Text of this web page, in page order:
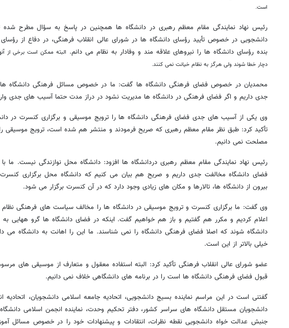
است.
رئیس نهاد نمایندگی مقام معظم رهبری در دانشگاه ها همچنین در پاسخ به سؤال مطرح
دانشجویی در خصوص تأیید رؤسای دانشگاه ها در شورای عالی انقلاب فرهنگی، در دفاع از
بنده رؤسای دانشگاه ها را نیروهای علاقه مند و وفادار به نظام می دانم. البته ممکن است برخی از
دچار خطا شوند ولی هرگز به نظام خیانت نمی کنند.
محمدیان در خصوص فضای فرهنگی دانشگاه ها گفت: ما در خصوص مسائل فرهنگی دانشگاه ها
جدی داریم و اگر فضای فرهنگی در دانشگاه ها مدیریت نشود در دراز مدت حتما آسیب های جدی
وی یکی از آسیب های جدی فضای فرهنگی دانشگاه ها را ترویج موسیقی و برگزاری کنسرت در
تأکید کرد: طبق نظر مقام معظم رهبری که صریح فرمودند و منتشر هم شده است، ترویج موسیقی
مصلحت نمی دانیم.
رئیس نهاد نمایندگی مقام معظم رهبری دردانشگاه ها افزود: دانشگاه محل نوازندگی نیست. ما
فضای دانشگاه مخالفت جدی داریم و صریح هم بیان می کنیم که دانشگاه محل برگزاری
بیرون از دانشگاه ها، تالارها و مکان های زیادی وجود دارد که در آن کنسرت برگزار می شود.
وی گفت: ما برگزاری کنسرت و ترویج موسیقی در دانشگاه ها را مخالف سیاست های فرهنگی نظام
اعلام کردیم و مکرر هم گفتیم و باز هم خواهیم گفت. اینکه در فضای دانشگاه ها گرو ههایی به
دانشگاه شوند که اصلا فضای فرهنگی دانشگاه را نمی شناسند. ما این را اهانت به دانشگاه می
خیلی بالاتر از این است.
عضو شورای عالی انقلاب فرهنگی تأکید کرد: البته استفاده معقول و متعارف از موسیقی های
قبول فضای فرهنگی دانشگاه ها است را در برنامه های دانشگاهی خلاف نمی دانیم.
گفتنی است در این مراسم نماینده بسیج دانشجویی، اتحادیه جامعه اسلامی دانشجویان، اتحادیه
دانشجویان مستقل دانشگاه های سراسر کشور، دفتر تحکیم وحدت، نماینده انجمن اسلامی دانشگاه
جنبش عدالت خواه دانشجویی نقطه نظرات، انتقادات و پیشنهادات خود را در خصوص مسائل